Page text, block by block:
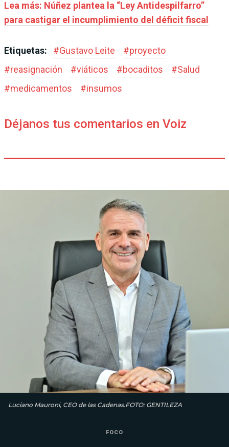
Lea más: Núñez plantea la “Ley Antidespilfarro”
para castigar el incumplimiento del déficit fiscal
Etiquetas: #Gustavo Leite #proyecto
#reasignación #viáticos #bocaditos #Salud
#medicamentos #insumos
Déjanos tus comentarios en Voiz
Luciano Mauroni, CEO de las Cadenas.FOTO: GENTILEZA
FOCO